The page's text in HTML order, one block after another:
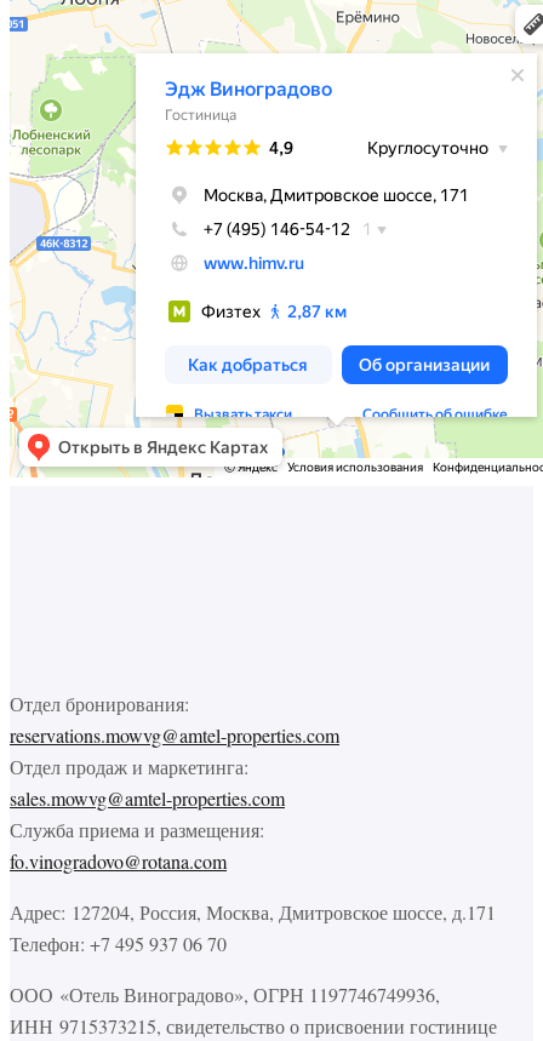
Отдел бронирования:
reservations.mowvg@amtel-properties.com
Отдел продаж и маркетинга:
sales.mowvg@amtel-properties.com
Служба приема и размещения:
fo.vinogradovo@rotana.com
Адрес: 127204, Россия, Москва, Дмитровское шоссе, д.171
Телефон: +7 495 937 06 70
ООО «Отель Виноградово», ОГРН 1197746749936,
ИНН 9715373215, свидетельство о присвоении гостинице